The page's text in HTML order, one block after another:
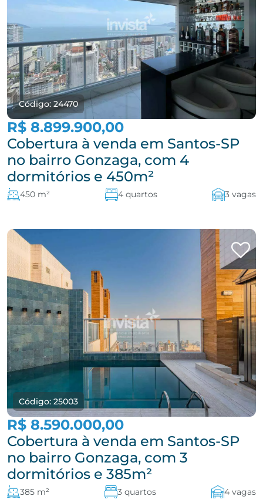
Código: 24470
R$ 8.899.900,00
Cobertura à venda em Santos-SP
no bairro Gonzaga, com 4
dormitórios e 450m²
450 m² 4 quartos 3 vagas
Código: 25003
R$ 8.590.000,00
Cobertura à venda em Santos-SP
no bairro Gonzaga, com 3
dormitórios e 385m²
385 m² 3 quartos 4 vagas